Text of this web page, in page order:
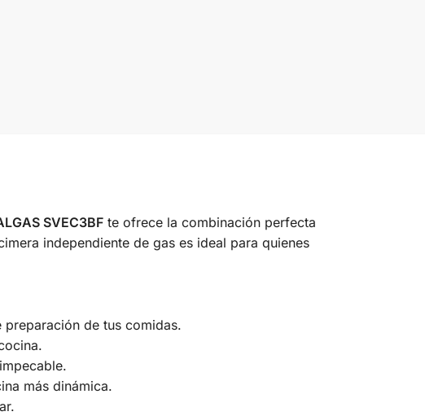
SVEC3BFte ofrece la combinación perfecta
independiente de gas es ideal para quienes
preparación de tus comidas.
más dinámica.